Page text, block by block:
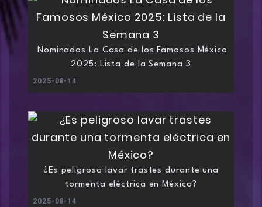
Nominados La Casa de los Famosos México
2025: Lista de la Semana 3
2025-08-14
¿Es peligroso lavar trastes durante una
tormenta eléctrica en México?
2025-08-14